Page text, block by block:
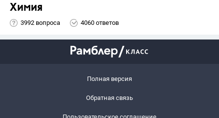
Химия
3992 вопроса 4060 ответов
Полная версия
Обратная связь